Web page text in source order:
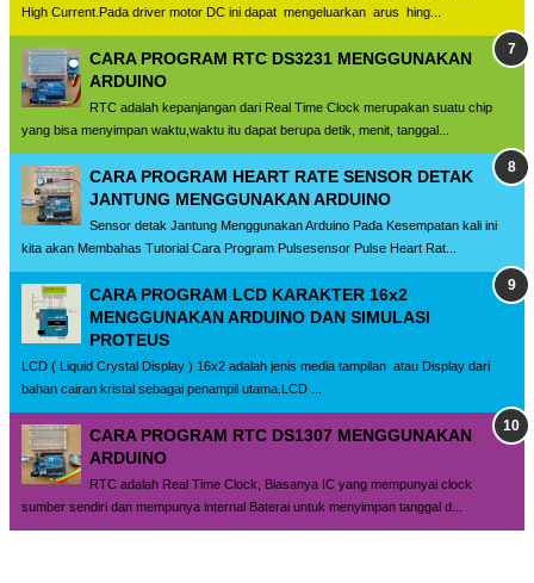
High Current.Pada driver motor DC ini dapat mengeluarkan arus hing...
CARA PROGRAM RTC DS3231 MENGGUNAKAN
ARDUINO
RTC adalah kepanjangan dari Real Time Clock merupakan suatu chip
yang bisa menyimpan waktu,waktu itu dapat berupa detik, menit, tanggal...
CARA PROGRAM HEART RATE SENSOR DETAK
JANTUNG MENGGUNAKAN ARDUINO
Sensor detak Jantung Menggunakan Arduino Pada Kesempatan kali ini
kita akan Membahas Tutorial Cara Program Pulsesensor Pulse Heart Rat...
CARA PROGRAM LCD KARAKTER 16x2
MENGGUNAKAN ARDUINO DAN SIMULASI
PROTEUS
LCD ( Liquid Crystal Display ) 16x2 adalah jenis media tampilan atau Display dari
bahan cairan kristal sebagai penampil utama.LCD ...
CARA PROGRAM RTC DS1307 MENGGUNAKAN
ARDUINO
RTC adalah Real Time Clock, Biasanya IC yang mempunyai clock
sumber sendiri dan mempunya internal Baterai untuk menyimpan tanggal d...